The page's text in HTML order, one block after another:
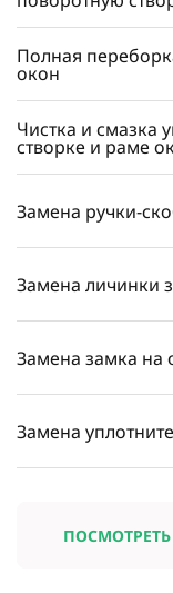
Полная
окон
Чистка и смазка
створке и раме
Замена ручки-
Замена личинки
Замена замка на
Замена